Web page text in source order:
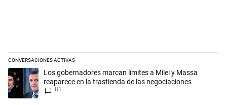
CONVERSACIONES ACTIVAS
Este listado muestra los artículos con más comentarios en los
Un artículo de tendencia con el título "Los gobernadores marcan
Los gobernadores marcan límites a Milei y Massa
reaparece en la trastienda de las negociaciones
81